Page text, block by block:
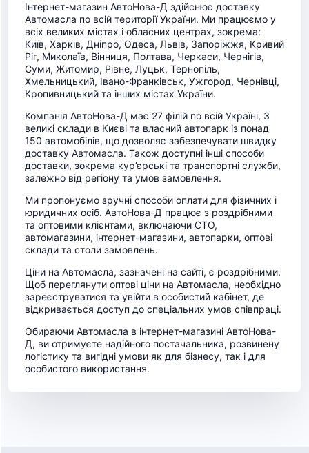
Інтернет-магазин АвтоНова-Д здійснює доставку
Автомасла по всій території України. Ми працюємо у
всіх великих містах і обласних центрах, зокрема:
Київ, Харків, Дніпро, Одеса, Львів, Запоріжжя, Кривий
Ріг, Миколаїв, Вінниця, Полтава, Черкаси, Чернігів,
Суми, Житомир, Рівне, Луцьк, Тернопіль,
Хмельницький, Івано-Франківськ, Ужгород, Чернівці,
Кропивницький та інших містах України.
Компанія АвтоНова-Д має 27 філій по всій Україні, 3
великі склади в Києві та власний автопарк із понад
150 автомобілів, що дозволяє забезпечувати швидку
доставку Автомасла. Також доступні інші способи
доставки, зокрема кур’єрські та транспортні служби,
залежно від регіону та умов замовлення.
Ми пропонуємо зручні способи оплати для фізичних і
юридичних осіб. АвтоНова-Д працює з роздрібними
та оптовими клієнтами, включаючи СТО,
автомагазини, інтернет-магазини, автопарки, оптові
склади та столи замовлень.
Ціни на Автомасла, зазначені на сайті, є роздрібними.
Щоб переглянути оптові ціни на Автомасла, необхідно
зареєструватися та увійти в особистий кабінет, де
відкривається доступ до спеціальних умов співпраці.
Обираючи Автомасла в інтернет-магазині АвтоНова-
Д, ви отримуєте надійного постачальника, розвинену
логістику та вигідні умови як для бізнесу, так і для
особистого використання.